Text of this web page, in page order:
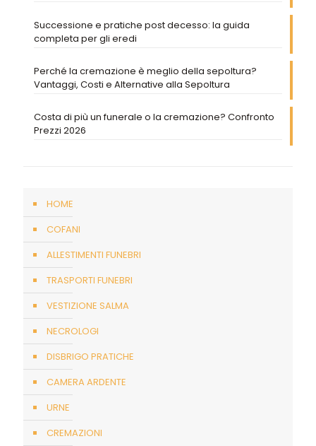
Successione e pratiche post decesso: la guida
completa per gli eredi
Perché la cremazione è meglio della sepoltura?
Vantaggi, Costi e Alternative alla Sepoltura
Costa di più un funerale o la cremazione? Confronto
Prezzi 2026
HOME
COFANI
ALLESTIMENTI FUNEBRI
TRASPORTI FUNEBRI
VESTIZIONE SALMA
NECROLOGI
DISBRIGO PRATICHE
CAMERA ARDENTE
URNE
CREMAZIONI